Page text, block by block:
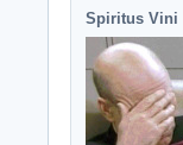
Spiritus Vini